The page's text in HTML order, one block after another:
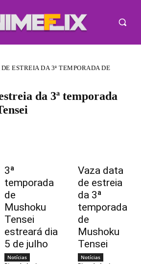
ESTREIA DA 3ª TEMPORADA DE
da 3ª temporada
3ª
temporada
de
Mushoku
Tensei
estreará dia
5 de julho
Notícias
Vaza data
de estreia
da 3ª
temporada
de
Mushoku
Tensei
Notícias